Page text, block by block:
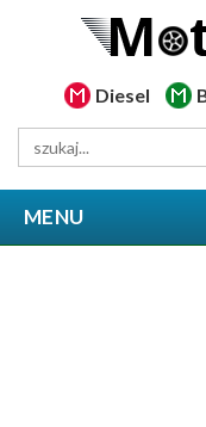
Diesel
MENU